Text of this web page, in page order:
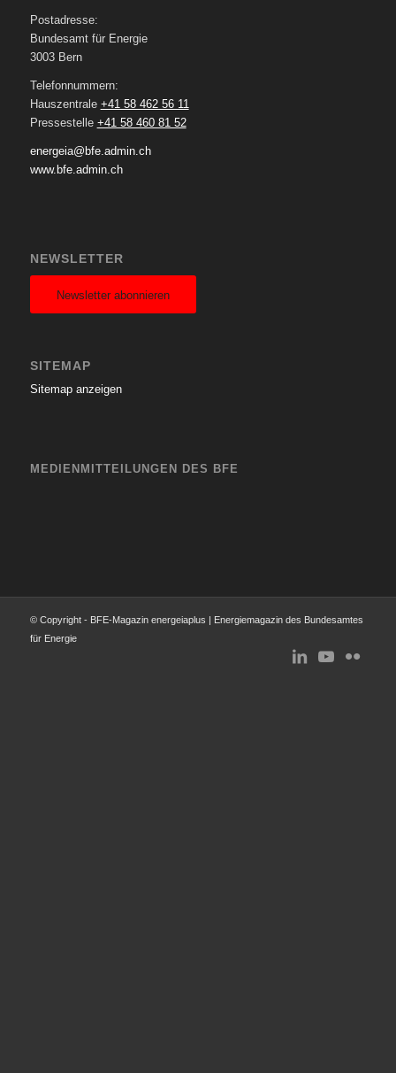
Postadresse:
Bundesamt für Energie
3003 Bern
Telefonnummern:
Hauszentrale +41 58 462 56 11
Pressestelle +41 58 460 81 52
energeia@bfe.admin.ch
www.bfe.admin.ch
NEWSLETTER
Newsletter abonnieren
SITEMAP
Sitemap anzeigen
MEDIENMITTEILUNGEN DES BFE
© Copyright - BFE-Magazin energeiaplus | Energiemagazin des Bundesamtes
für Energie